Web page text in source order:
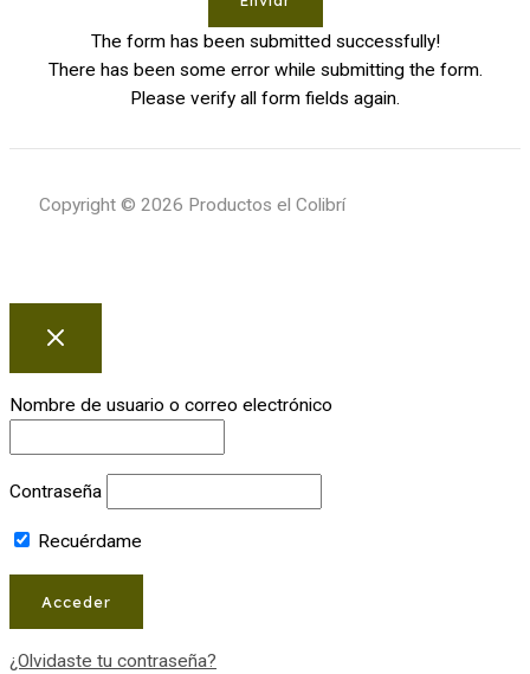
The form has been submitted successfully!
There has been some error while submitting the form.
Please verify all form fields again.
Copyright © 2026 Productos el Colibrí
Nombre de usuario o correo electrónico
Contraseña
Recuérdame
¿Olvidaste tu contraseña?